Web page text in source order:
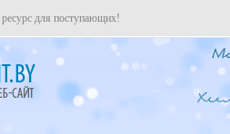
для поступающих!